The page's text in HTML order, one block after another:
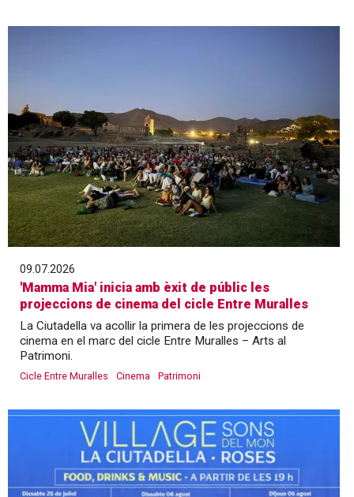
09.07.2026
'Mamma Mia' inicia amb èxit de públic les
projeccions de cinema del cicle Entre Muralles
La Ciutadella va acollir la primera de les projeccions de
cinema en el marc del cicle Entre Muralles – Arts al
Patrimoni.
Cicle Entre Muralles Cinema Patrimoni